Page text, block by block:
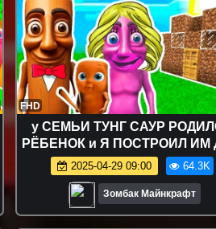
FHD
у СЕМЬИ ТУНГ САУР
РЁБЕНОК и Я ПОСТРОИЛ ИМ
В МАЙНКРАФТ БРЕЙНРОТ
ЖИВОТНЫЕ
2025-04-29 09:00 64.3K
Зомбак Майнкрафт